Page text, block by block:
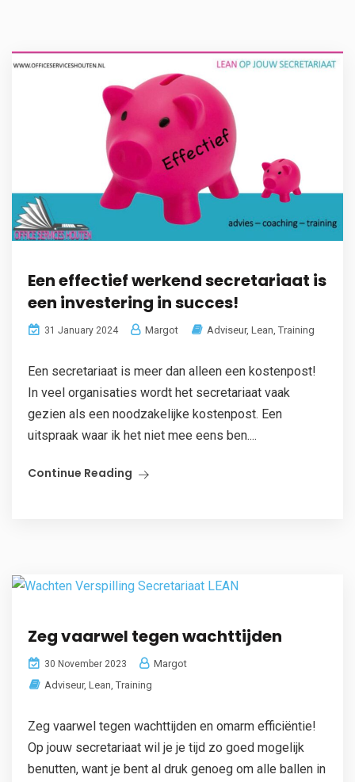
Een effectief werkend secretariaat is
een investering in succes!
31 January 2024 Margot Adviseur, Lean Training
Een secretariaat is meer dan alleen een kostenpost!
In veel organisaties wordt het secretariaat vaak
gezien als een noodzakelijke kostenpost. Een
uitspraak waar ik het niet mee eens ben....
Continue Reading
Zeg vaarwel tegen wachttijden
30 November 2023
Margot
Adviseur, Lean, Training
Zeg vaarwel tegen wachttijden en omarm efficiëntie!
Op jouw secretariaat wil je je tijd zo goed mogelijk
benutten, want je bent al druk genoeg om alle ballen in